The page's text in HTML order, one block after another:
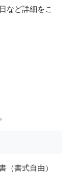
など詳細をこ
（書式自由）